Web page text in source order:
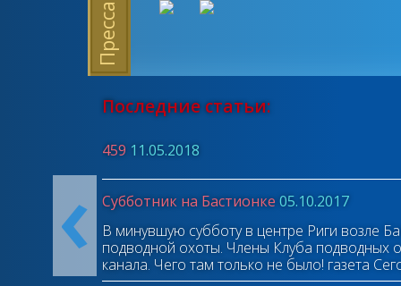
‹
Пресса
Последние статьи:
459 11.05.2018
Субботник на Бастионке 05.10.2017
В минувшую субботу в центре Риги возле
подводной охоты. Члены Клуба подводных
канала. Чего там только не было! газета